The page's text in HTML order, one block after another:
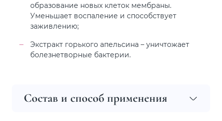
образование новых клеток мембраны.
Уменьшает воспаление и способствует
заживлению;
Экстракт горького апельсина – уничтожает
болезнетворные бактерии.
Состав и способ применения